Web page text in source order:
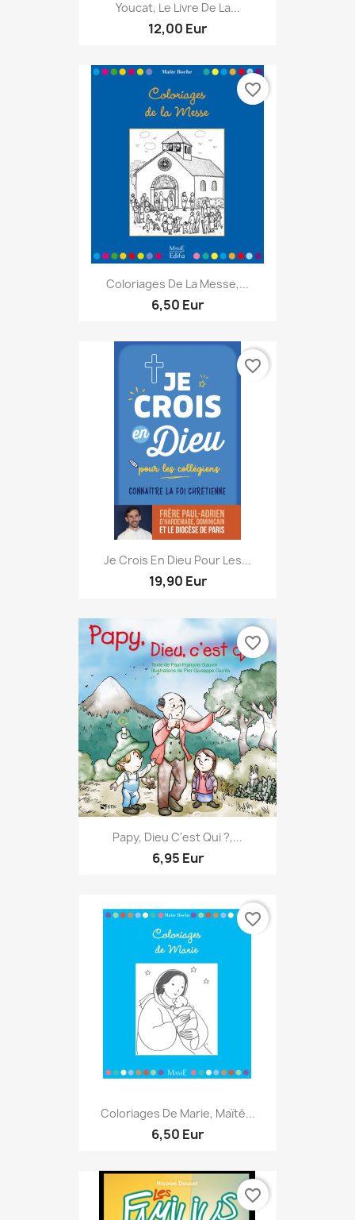
Youcat, Le Livre De La...
12,00 Eur
Coloriages De La Messe,...
6,50 Eur
favorite_border
Je Crois En Dieu Pour Les...
19,90 Eur
favorite_border
Papy, Dieu C'est Qui ?,...
6,95 Eur
favorite_border
Coloriages De Marie, Maïté...
6,50 Eur
favorite_border
favorite_border